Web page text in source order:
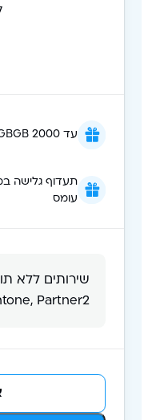
עד 2000 GBGB גלישה
תעדוף גלישה במצבי
עומס
Funtone, Partner2
אני